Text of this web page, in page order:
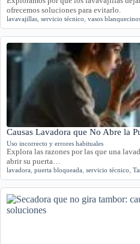
ofrecemos soluciones para evitarlo.
lavavajillas servicio técnico vasos
Causas Lavadora que No Abre la
Uso incorrecto y errores habituales
Explora las razones por las que una
abrir su puerta…
lavadora puerta bloqueada servicio técnico